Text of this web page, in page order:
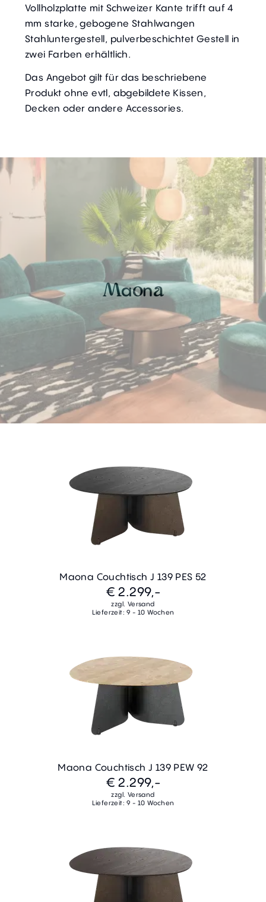
Vollholzplatte mit Schweizer Kante trifft auf 4
mm starke, gebogene Stahlwangen
Stahluntergestell, pulverbeschichtet Gestell in
zwei Farben erhältlich.
Das Angebot gilt für das beschriebene
Produkt ohne evtl, abgebildete Kissen,
Decken oder andere Accessories.
Maona
Maona Couchtisch J 139 PES 52
€ 2.299,-
zzgl. Versand
Lieferzeit: 9 - 10 Wochen
Maona Couchtisch J 139 PEW 92
€ 2.299,-
zzgl. Versand
Lieferzeit: 9 - 10 Wochen